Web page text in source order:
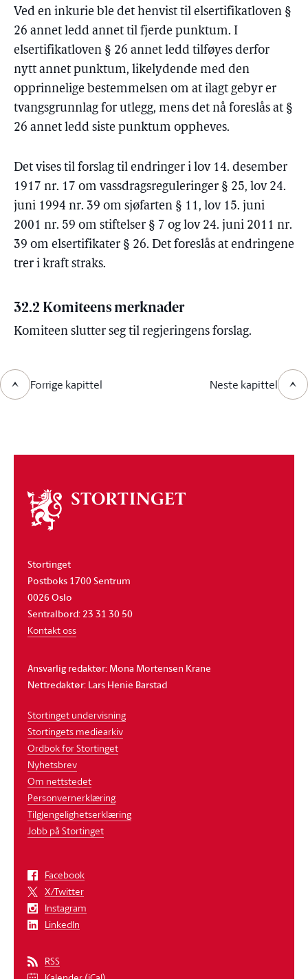
Ved en inkurie ble det henvist til elsertifikatloven §
26 annet ledd annet til fjerde punktum. I
elsertifikatloven § 26 annet ledd tilføyes derfor
nytt annet punktum, likelydende med den
opprinnelige bestemmelsen om at ilagt gebyr er
tvangsgrunnlag for utlegg, mens det nå foreslås at §
26 annet ledd siste punktum oppheves.
Det vises til forslag til endringer i lov 14. desember
1917 nr. 17 om vassdragsreguleringer § 25, lov 24.
juni 1994 nr. 39 om sjøfarten § 11, lov 15. juni
2001 nr. 59 om stiftelser § 7 og lov 24. juni 2011 nr.
39 om elsertifikater § 26. Det foreslås at endringene
trer i kraft straks.
32.2 Komiteens merknader
Komiteen slutter seg til regjeringens forslag.
Forrige kapittel Neste kapittel
Om
stortinget
Stortinget
Postboks 1700 Sentrum
0026 Oslo
Sentralbord: 23 31 30 50
Kontakt oss
Ansvarlig redaktør: Mona Mortensen Krane
Nettredaktør: Lars Henie Barstad
Stortinget undervisning
Stortingets mediearkiv
Ordbok for Stortinget
Nyhetsbrev
Om nettstedet
Personvernerklæring
Tilgjengelighetserklæring
Jobb på Stortinget
Facebook
X/Twitter
Instagram
LinkedIn
RSS